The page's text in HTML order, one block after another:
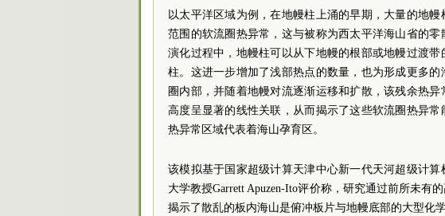
以太平洋区域为例，在地幔柱上涌的早期，大量的地
范围的软流圈热异常，这与被称为西太平洋海山省的
演化过程中，地幔柱可以从下地幔的根部或地幔过渡
柱。这进一步增加了浅部热点的数量，也为形成更多
圈内部，并随着地幔对流逐渐运移和扩散，该残余热
高度呈显著的线性关联，从而揭示了这些软流圈热异
热异常区域代表着海山孕育区。
该模拟基于国家超级计算天津中心新一代天河超级计
大学教授Garrett Apuzen-Ito评价称，研究通过前所未有
揭示了散乱的板内海山是俯冲板片与地幔底部的大型化